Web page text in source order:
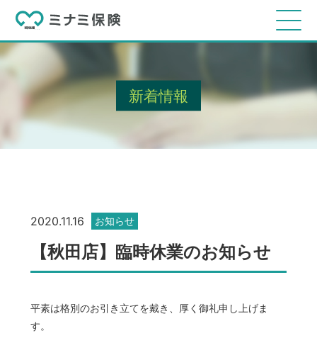
新着情報
2020.11.16 お知らせ
【秋田店】臨時休業のお知らせ
平素は格別のお引き立てを戴き、厚く御礼申し上げま
す。